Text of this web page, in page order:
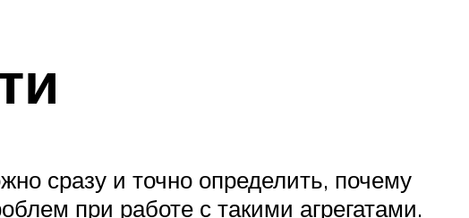
сразу и точно определить, почему
при работе с такими агрегатами.